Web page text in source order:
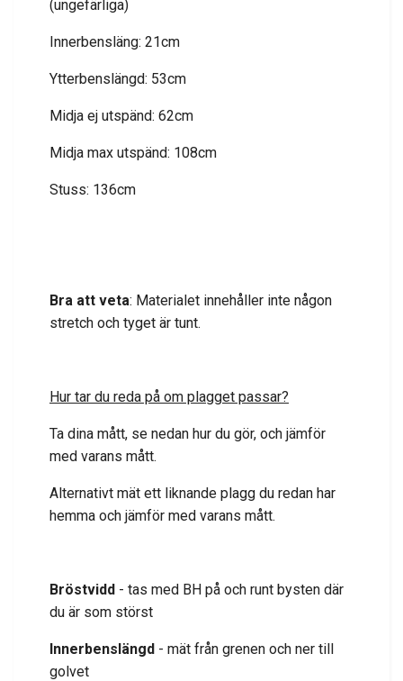
(ungefärliga)
Innerbensläng: 21cm
Ytterbenslängd: 53cm
Midja ej utspänd: 62cm
Midja max utspänd: 108cm
Stuss: 136cm
Bra att veta: Materialet innehåller inte någon
stretch och tyget är tunt.
Hur tar du reda på om plagget passar?
Ta dina mått, se nedan hur du gör, och jämför
med varans mått.
Alternativt mät ett liknande plagg du redan har
hemma och jämför med varans mått.
Bröstvidd - tas med BH på och runt bysten där
du är som störst
Innerbenslängd - mät från grenen och ner till
golvet